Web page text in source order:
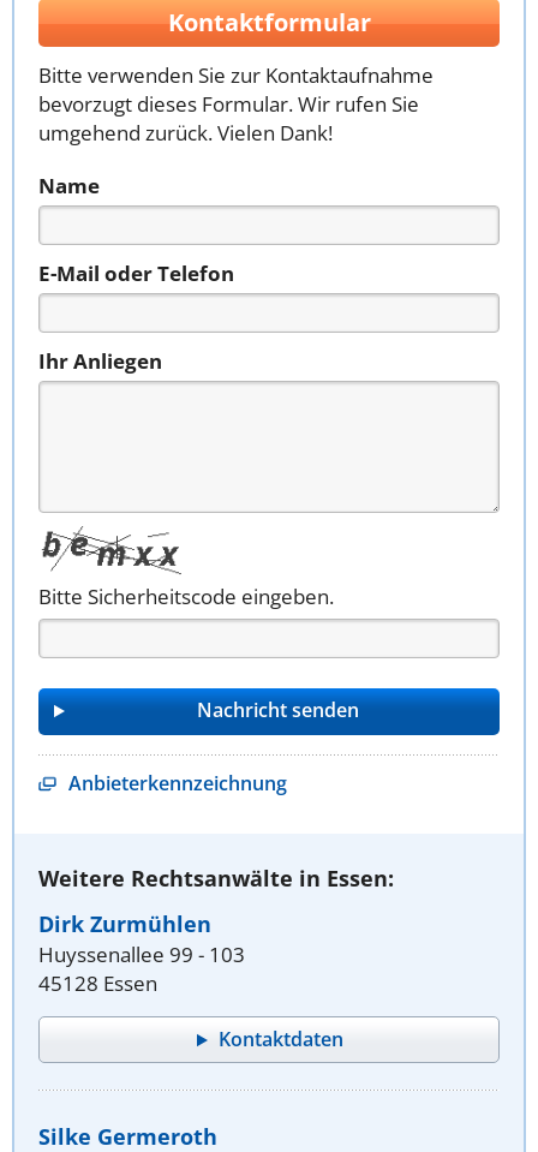
Kontaktformular
Bitte verwenden Sie zur Kontaktaufnahme
bevorzugt dieses Formular. Wir rufen Sie
umgehend zurück. Vielen Dank!
Name
E-Mail oder Telefon
Ihr Anliegen
Bitte Sicherheitscode eingeben.
Anbieterkennzeichnung
Weitere Rechtsanwälte in Essen:
Dirk Zurmühlen
Huyssenallee 99 - 103
45128 Essen
Kontaktdaten
Silke Germeroth